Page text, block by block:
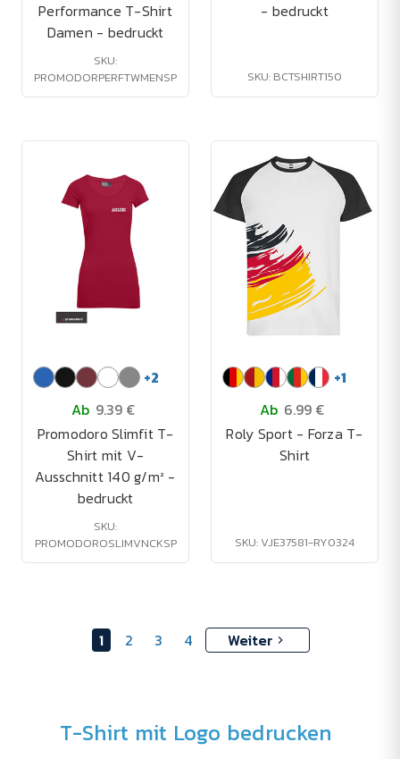
Performance T-Shirt
Damen - bedruckt
SKU:
PROMODORPERFTWMENSP
- bedruckt
SKU: BCTSHIRT150
+2
Ab 9.39 €
Promodoro Slimfit T-
Shirt mit V-
Ausschnitt 140 g/m² -
bedruckt
SKU:
PROMODOROSLIMVNCKSP
+1
Ab 6.99 €
Roly Sport - Forza T-
Shirt
SKU: VJE37581-RY0324
1 2 3 4 Weiter
T-Shirt mit Logo bedrucken